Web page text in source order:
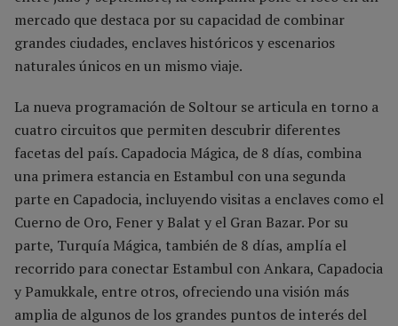
mercado que destaca por su capacidad de combinar
grandes ciudades, enclaves históricos y escenarios
naturales únicos en un mismo viaje.
La nueva programación de Soltour se articula en torno a
cuatro circuitos que permiten descubrir diferentes
facetas del país. Capadocia Mágica, de 8 días, combina
una primera estancia en Estambul con una segunda
parte en Capadocia, incluyendo visitas a enclaves como el
Cuerno de Oro, Fener y Balat y el Gran Bazar. Por su
parte, Turquía Mágica, también de 8 días, amplía el
recorrido para conectar Estambul con Ankara, Capadocia
y Pamukkale, entre otros, ofreciendo una visión más
amplia de algunos de los grandes puntos de interés del